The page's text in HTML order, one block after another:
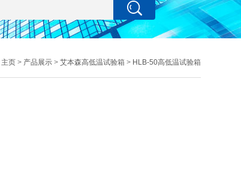
主页> 产品展示> 艾本森高低温试验箱 > HLB-50高低温试验箱